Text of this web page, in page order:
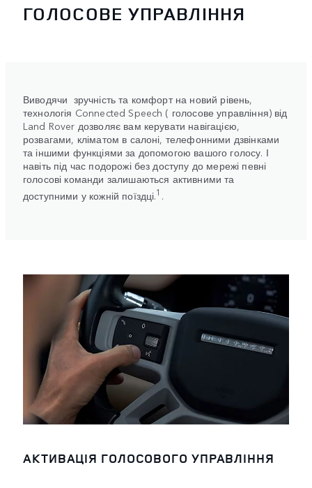
ГОЛОСОВЕ УПРАВЛІННЯ
Виводячи зручність та комфорт на новий рівень,
технологія Connected Speech ( голосове управління) від
Land Rover дозволяє вам керувати навігацією,
розвагами, кліматом в салоні, телефонними дзвінками
та іншими функціями за допомогою вашого голосу. І
навіть під час подорожі без доступу до мережі певні
голосові команди залишаються активними та
доступними у кожній поїздці.1 .
АКТИВАЦІЯ ГОЛОСОВОГО УПРАВЛІННЯ